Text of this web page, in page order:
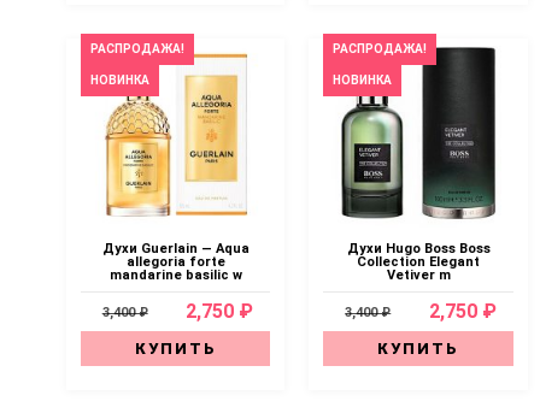
РАСПРОДАЖА!
НОВИНКА
Духи Guerlain — Aqua
allegoria forte
mandarine basilic w
3,400 ₽ 2,750 ₽
КУПИТЬ
РАСПРОДАЖА!
НОВИНКА
Духи Hugo Boss Boss
Collection Elegant
Vetiver m
3,400 ₽ 2,750 ₽
КУПИТЬ